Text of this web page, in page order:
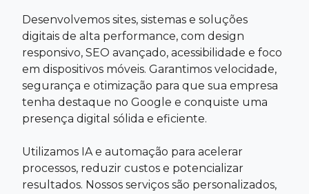
Desenvolvemos sites, sistemas e soluções
digitais de alta performance, com design
responsivo, SEO avançado, acessibilidade e foco
em dispositivos móveis. Garantimos velocidade,
segurança e otimização para que sua empresa
tenha destaque no Google e conquiste uma
presença digital sólida e eficiente.
Utilizamos IA e automação para acelerar
processos, reduzir custos e potencializar
resultados. Nossos serviços são personalizados,